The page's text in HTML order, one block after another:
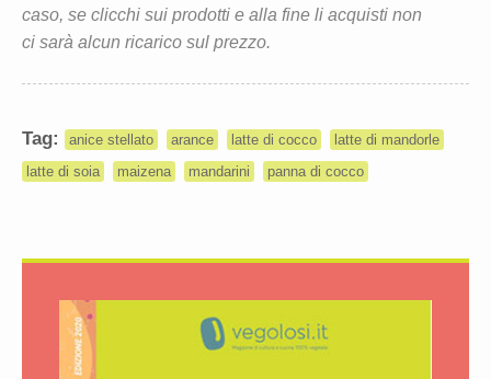
caso, se clicchi sui prodotti e alla fine li acquisti non
ci sarà alcun ricarico sul prezzo.
Tag: anice stellato arance latte di cocco
latte di mandorle
latte di soia
maizena mandarini panna di cocco